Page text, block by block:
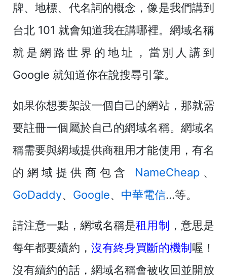
牌、地標、代名詞的概念，像是我們講到
台北 101 就會知道我在講哪裡。網域名稱
就是網路世界的地址，當別人講到
Google 就知道你在說搜尋引擎。
如果你想要架設一個自己的網站，那就需
要註冊一個屬於自己的網域名稱。網域名
稱需要與網域提供商租用才能使用，有名
的網域提供商包含 NameCheap 、
GoDaddy、 Google、 中華電信...等。
請注意一點，網域名稱是租用制 ，意思是
每年都要續約， 沒有終身買斷的機制喔！
沒有續約的話，網域名稱會被收回並開放